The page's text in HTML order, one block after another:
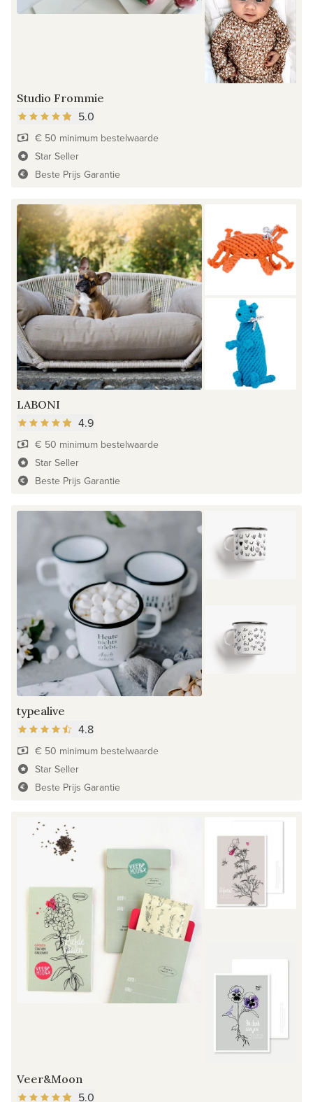
Studio Frommie
5.0
€ 50 minimum bestelwaarde
Star Seller
Beste Prijs Garantie
LABONI
4.9
€ 50 minimum bestelwaarde
Star Seller
Beste Prijs Garantie
typealive
4.8
€ 50 minimum bestelwaarde
Star Seller
Beste Prijs Garantie
Veer&Moon
5.0